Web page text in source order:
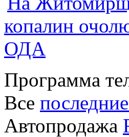
копалин
ОДА
Программа
Все
Автопродажа